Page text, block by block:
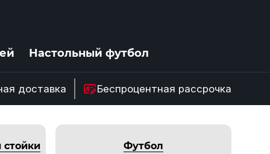
Настольный футбол
доставка Беспроцентная рассрочка
Футбол